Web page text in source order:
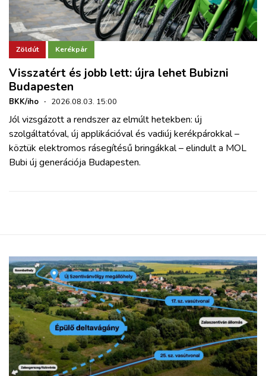
Zöldút Kerékpár
Visszatért és jobb lett: újra lehet Bubizni
Budapesten
BKK/iho · 2026.08.03. 15:00
Jól vizsgázott a rendszer az elmúlt hetekben: új
szolgáltatóval, új applikációval és vadiúj kerékpárokkal –
köztük elektromos rásegítésű bringákkal – elindult a MOL
Bubi új generációja Budapesten.